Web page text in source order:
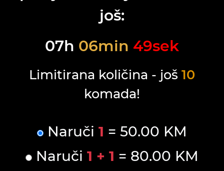
još:
07h 06min 49sek
Limitirana količina - još 10
komada!
Naruči 1 = 50.00 KM
Naruči 1 + 1 = 80.00 KM